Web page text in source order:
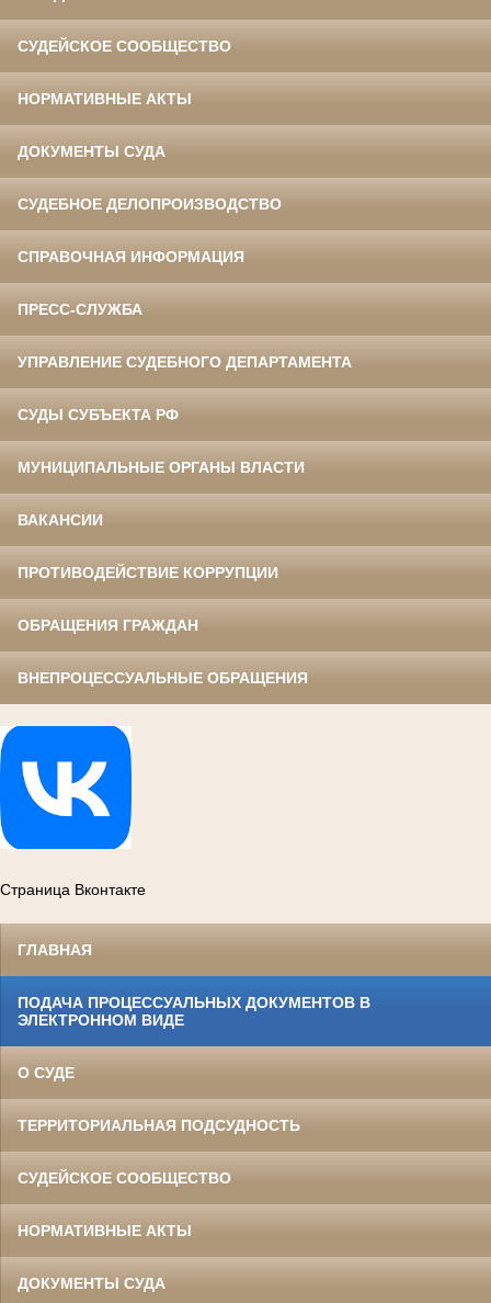
СУДЕЙСКОЕ СООБЩЕСТВО
НОРМАТИВНЫЕ АКТЫ
ДОКУМЕНТЫ СУДА
СУДЕБНОЕ ДЕЛОПРОИЗВОДСТВО
СПРАВОЧНАЯ ИНФОРМАЦИЯ
ПРЕСС-СЛУЖБА
УПРАВЛЕНИЕ СУДЕБНОГО ДЕПАРТАМЕНТА
СУДЫ СУБЪЕКТА РФ
МУНИЦИПАЛЬНЫЕ ОРГАНЫ ВЛАСТИ
ВАКАНСИИ
ПРОТИВОДЕЙСТВИЕ КОРРУПЦИИ
ОБРАЩЕНИЯ ГРАЖДАН
ВНЕПРОЦЕССУАЛЬНЫЕ ОБРАЩЕНИЯ
Страница Вконтакте
ГЛАВНАЯ
ПОДАЧА ПРОЦЕССУАЛЬНЫХ ДОКУМЕНТОВ В
ЭЛЕКТРОННОМ ВИДЕ
О СУДЕ
ТЕРРИТОРИАЛЬНАЯ ПОДСУДНОСТЬ
СУДЕЙСКОЕ СООБЩЕСТВО
НОРМАТИВНЫЕ АКТЫ
ДОКУМЕНТЫ СУДА